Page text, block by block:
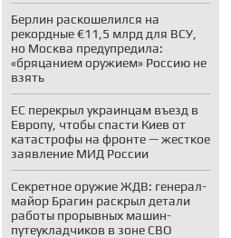
Берлин раскошелился на
рекордные €11,5 млрд для ВСУ,
но Москва предупредила:
«бряцанием оружием» Россию не
взять
ЕС перекрыл украинцам въезд в
Европу, чтобы спасти Киев от
катастрофы на фронте — жесткое
заявление МИД России
Секретное оружие ЖДВ: генерал-
майор Брагин раскрыл детали
работы прорывных машин-
путеукладчиков в зоне СВО